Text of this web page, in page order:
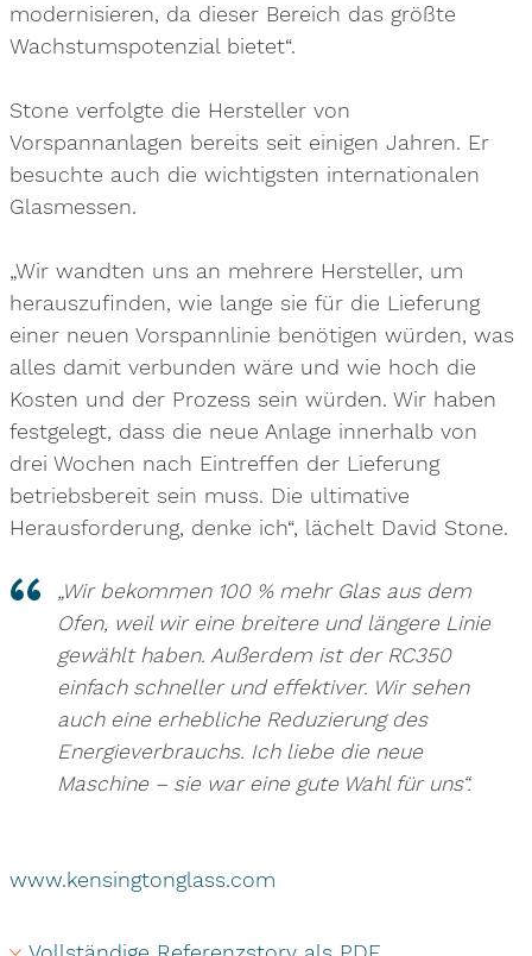
modernisieren, da dieser Bereich das größte
Wachstumspotenzial bietet“.
Stone verfolgte die Hersteller von
Vorspannanlagen bereits seit einigen Jahren. Er
besuchte auch die wichtigsten internationalen
Glasmessen.
„Wir wandten uns an mehrere Hersteller, um
herauszufinden, wie lange sie für die Lieferung
einer neuen Vorspannlinie benötigen würden, was
alles damit verbunden wäre und wie hoch die
Kosten und der Prozess sein würden. Wir haben
festgelegt, dass die neue Anlage innerhalb von
drei Wochen nach Eintreffen der Lieferung
betriebsbereit sein muss. Die ultimative
Herausforderung, denke ich“, lächelt David Stone.
„Wir bekommen 100 % mehr Glas aus dem
Ofen, weil wir eine breitere und längere Linie
gewählt haben. Außerdem ist der RC350
einfach schneller und effektiver. Wir sehen
auch eine erhebliche Reduzierung des
Energieverbrauchs. Ich liebe die neue
Maschine – sie war eine gute Wahl für uns“.
www.kensingtonglass.com